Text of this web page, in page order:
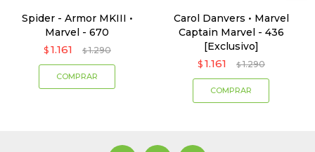
Spider - Armor MKIII •
Marvel - 670
$ 1.161 $ 1.290
Carol Danvers • Marvel
Captain Marvel - 436
[Exclusivo]
$ 1.161 $ 1.290